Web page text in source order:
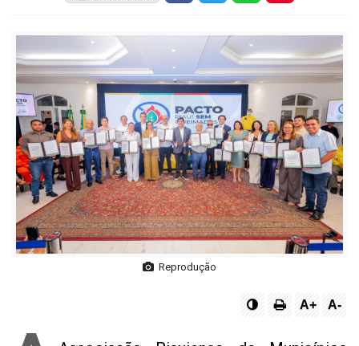
Reprodução
A+ A-